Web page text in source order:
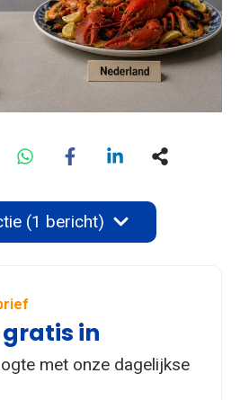
(1 bericht)
in
met onze dagelijkse